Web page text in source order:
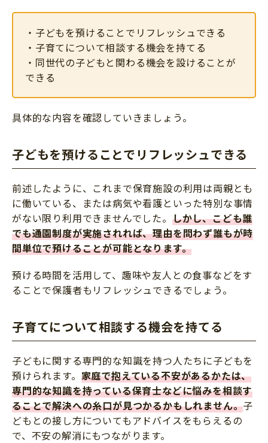
・子どもを預けることでリフレッシュできる
・子育てについて相談する機会を持てる
・同世代の子どもと関わる機会を設けることが
できる
具体的な内容を確認していきましょう。
子どもを預けることでリフレッシュできる
前述したように、これまで保育施設の利用は両親とも
に働いている、または病気や看護といった特別な事情
がない限り利用できませんでした。 しかし、こども誰
でも通園制度が実施されれば、理由を問わず誰もが時
間単位で預けることが可能となります。
預ける時間を活用して、趣味や友人との食事などをす
ることで保護者もリフレッシュできるでしょう。
子育てについて相談する機会を持てる
子どもに関する専門的な知識を持つ人たちに子どもを
預けられます。 家庭で抱えている不安があるかたは、
専門的な知識を持っている保育士などに悩みを相談す
ることで解決への糸口が見つかるかもしれません。子
どもとの接し方についてもアドバイスをもらえるの
で、不安の解消にもつながります。